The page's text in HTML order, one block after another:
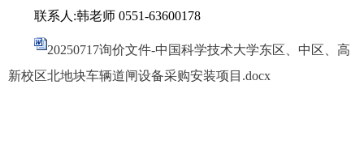
联系人 :韩老师 0551-63600178
20250717询价文件-中国科学技术大学东区、中区、高
新校区北地块车辆道闸设备采购安装项目.docx